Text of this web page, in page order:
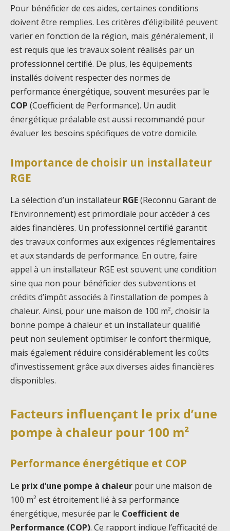
Pour bénéficier de ces aides, certaines conditions
doivent être remplies. Les critères d’éligibilité peuvent
varier en fonction de la région, mais généralement, il
est requis que les travaux soient réalisés par un
professionnel certifié. De plus, les équipements
installés doivent respecter des normes de
performance énergétique, souvent mesurées par le
COP (Coefficient de Performance). Un audit
énergétique préalable est aussi recommandé pour
évaluer les besoins spécifiques de votre domicile.
Importance de choisir un installateur
RGE
La sélection d’un installateur RGE(Reconnu Garant de
l’Environnement) est primordiale pour accéder à ces
aides financières. Un professionnel certifié garantit
des travaux conformes aux exigences réglementaires
et aux standards de performance. En outre, faire
appel à un installateur RGE est souvent une condition
sine qua non pour bénéficier des subventions et
crédits d’impôt associés à l’installation de pompes à
chaleur. Ainsi, pour une maison de 100 m², choisir la
bonne pompe à chaleur et un installateur qualifié
peut non seulement optimiser le confort thermique,
mais également réduire considérablement les coûts
d’investissement grâce aux diverses aides financières
disponibles.
Facteurs influençant le prix d’une
pompe à chaleur pour 100 m²
Performance énergétique et COP
Le prix d’une pompe à chaleur pour une maison de
100 m² est étroitement lié à sa performance
énergétique, mesurée par le Coefficient de
Performance (COP). Ce rapport indique l’efficacité de